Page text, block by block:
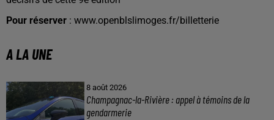
Pour réserver : www.openblslimoges.fr/billetterie
A LA UNE
8 août 2026
Champagnac-la-Rivière : appel à témoins de la
gendarmerie